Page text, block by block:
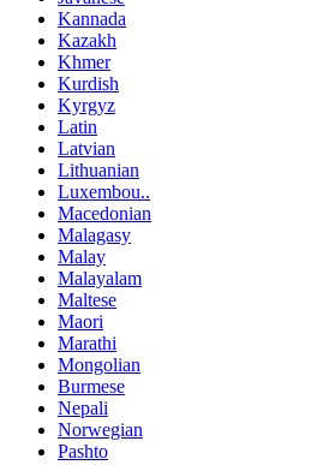
Kannada
Kazakh
Khmer
Kurdish
Kyrgyz
Latin
Latvian
Lithuanian
Luxembou..
Macedonian
Malagasy
Malay
Malayalam
Maltese
Maori
Marathi
Mongolian
Burmese
Nepali
Norwegian
Pashto